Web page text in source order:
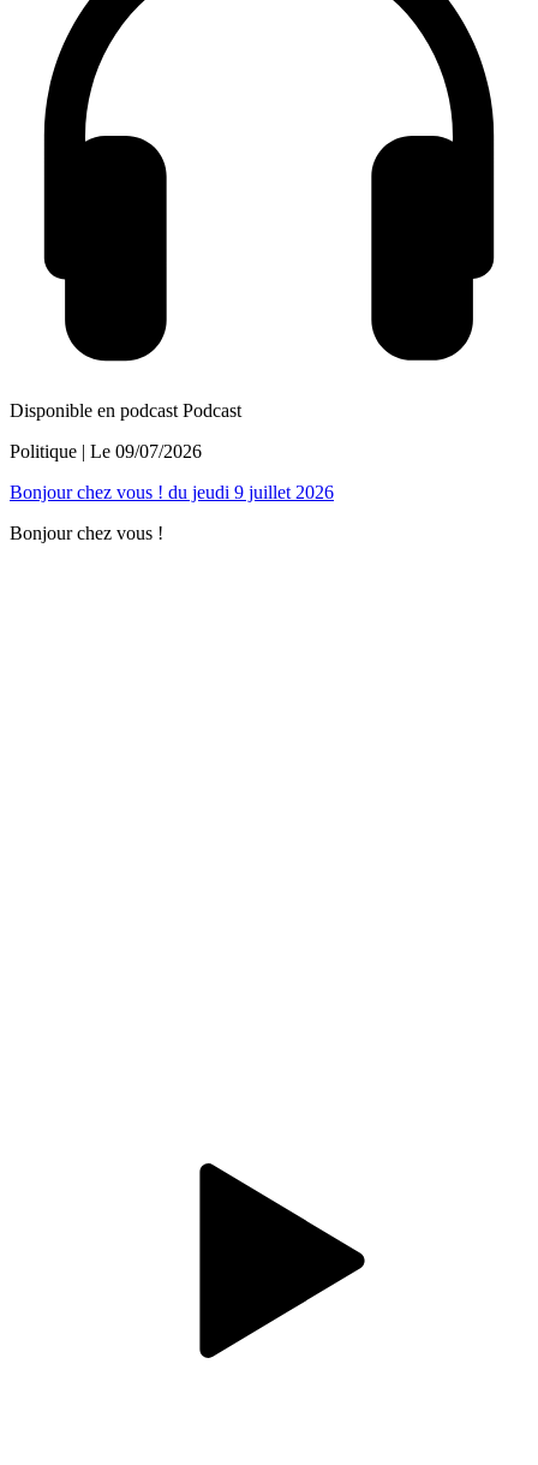
Disponible en podcast Podcast
Politique | Le 09/07/2026
Bonjour chez vous ! du jeudi 9 juillet 2026
Bonjour chez vous !